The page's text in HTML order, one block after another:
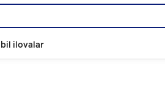
ilovalar